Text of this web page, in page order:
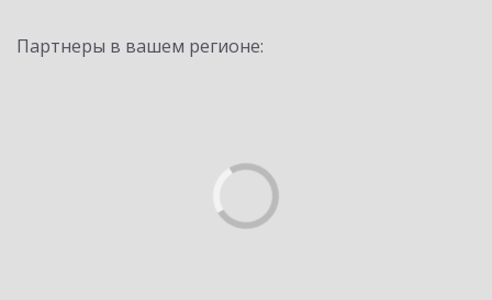
Партнеры в вашем регионе: